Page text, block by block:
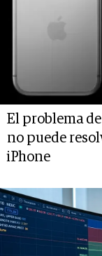
El problema
no puede
iPhone